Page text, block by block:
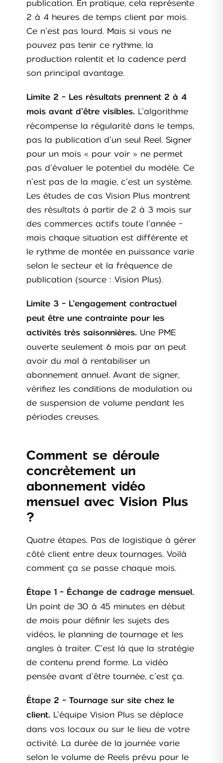
publication. En pratique, cela représente
2 à 4 heures de temps client par mois.
Ce n’est pas lourd. Mais si vous ne
pouvez pas tenir ce rythme, la
production ralentit et la cadence perd
son principal avantage.
Limite 2 - Les résultats prennent 2 à 4
mois avant d’être visibles. L’algorithme
récompense la régularité dans le temps,
pas la publication d’un seul Reel. Signer
pour un mois « pour voir » ne permet
pas d’évaluer le potentiel du modèle. Ce
n’est pas de la magie, c’est un système.
Les études de cas Vision Plus montrent
des résultats à partir de 2 à 3 mois sur
des commerces actifs toute l’année -
mais chaque situation est différente et
le rythme de montée en puissance varie
selon le secteur et la fréquence de
publication (source : Vision Plus).
Limite 3 - L’engagement contractuel
peut être une contrainte pour les
activités très saisonnières. Une PME
ouverte seulement 6 mois par an peut
avoir du mal à rentabiliser un
abonnement annuel. Avant de signer,
vérifiez les conditions de modulation ou
de suspension de volume pendant les
périodes creuses.
Comment se déroule
concrètement un
abonnement vidéo
mensuel avec Vision Plus
?
Quatre étapes. Pas de logistique à gérer
côté client entre deux tournages. Voilà
comment ça se passe chaque mois.
Étape 1 - Échange de cadrage mensuel.
Un point de 30 à 45 minutes en début
de mois pour définir les sujets des
vidéos, le planning de tournage et les
angles à traiter. C’est là que la stratégie
de contenu prend forme. La vidéo
pensée avant d’être tournée, c’est ça.
Étape 2 - Tournage sur site chez le
client. L’équipe Vision Plus se déplace
dans vos locaux ou sur le lieu de votre
activité. La durée de la journée varie
selon le volume de Reels prévu pour le